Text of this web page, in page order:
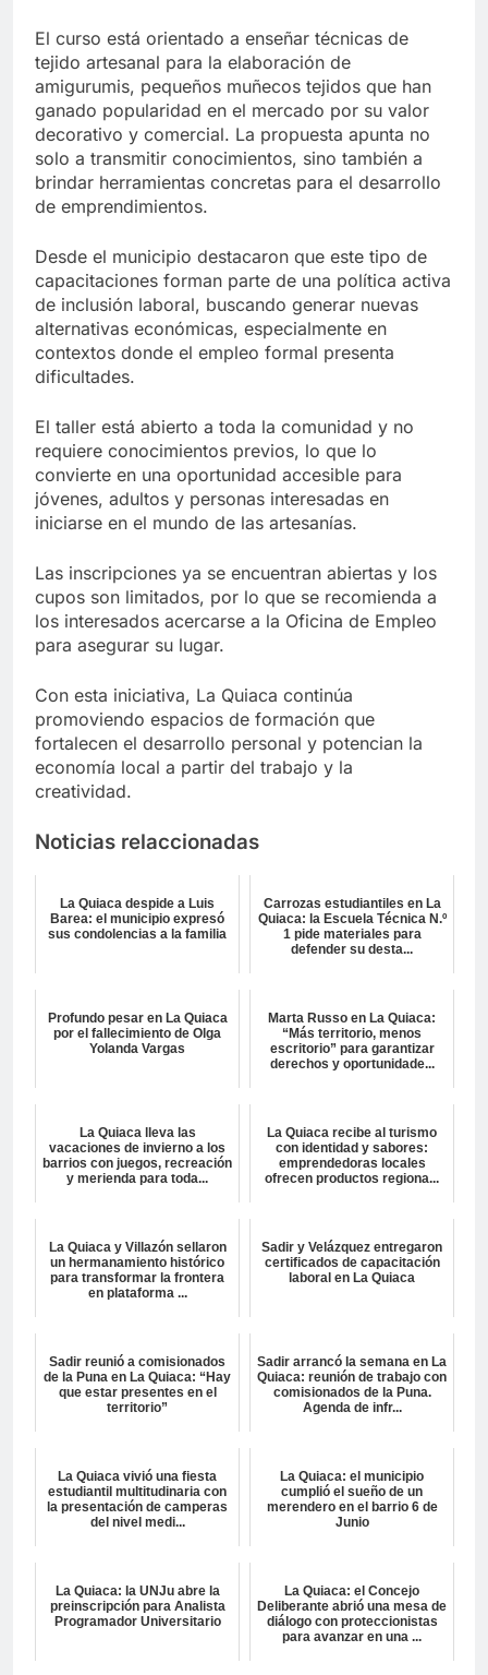
El curso está orientado a enseñar técnicas de
tejido artesanal para la elaboración de
amigurumis, pequeños muñecos tejidos que han
ganado popularidad en el mercado por su valor
decorativo y comercial. La propuesta apunta no
solo a transmitir conocimientos, sino también a
brindar herramientas concretas para el desarrollo
de emprendimientos.
Desde el municipio destacaron que este tipo de
capacitaciones forman parte de una política activa
de inclusión laboral, buscando generar nuevas
alternativas económicas, especialmente en
contextos donde el empleo formal presenta
dificultades.
El taller está abierto a toda la comunidad y no
requiere conocimientos previos, lo que lo
convierte en una oportunidad accesible para
jóvenes, adultos y personas interesadas en
iniciarse en el mundo de las artesanías.
Las inscripciones ya se encuentran abiertas y los
cupos son limitados, por lo que se recomienda a
los interesados acercarse a la Oficina de Empleo
para asegurar su lugar.
Con esta iniciativa, La Quiaca continúa
promoviendo espacios de formación que
fortalecen el desarrollo personal y potencian la
economía local a partir del trabajo y la
creatividad.
Noticias relaccionadas
La Quiaca despide a Luis
Barea: el municipio expresó
sus condolencias a la familia
Carrozas estudiantiles en La
Quiaca: la Escuela Técnica N.º
1 pide materiales para
defender su desta...
Profundo pesar en La Quiaca
por el fallecimiento de Olga
Yolanda Vargas
Marta Russo en La Quiaca:
“Más territorio, menos
escritorio” para garantizar
derechos y oportunidade...
La Quiaca lleva las
vacaciones de invierno a los
barrios con juegos, recreación
y merienda para toda...
La Quiaca recibe al turismo
con identidad y sabores:
emprendedoras locales
ofrecen productos regiona...
La Quiaca y Villazón sellaron
un hermanamiento histórico
para transformar la frontera
en plataforma ...
Sadir y Velázquez entregaron
certificados de capacitación
laboral en La Quiaca
Sadir reunió a comisionados
de la Puna en La Quiaca: “Hay
que estar presentes en el
territorio”
Sadir arrancó la semana en La
Quiaca: reunión de trabajo con
comisionados de la Puna.
Agenda de infr...
La Quiaca vivió una fiesta
estudiantil multitudinaria con
la presentación de camperas
del nivel medi...
La Quiaca: el municipio
cumplió el sueño de un
merendero en el barrio 6 de
Junio
La Quiaca: la UNJu abre la
preinscripción para Analista
Programador Universitario
La Quiaca: el Concejo
Deliberante abrió una mesa de
diálogo con proteccionistas
para avanzar en una ...